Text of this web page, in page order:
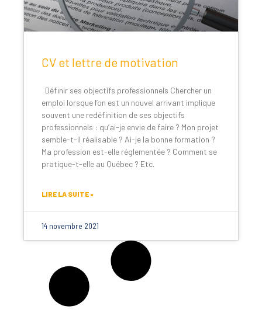
CV et lettre de motivation
Définir ses objectifs professionnels Chercher un
emploi lorsque l’on est un nouvel arrivant implique
souvent une redéfinition de ses objectifs
professionnels : qu’ai-je envie de faire ? Mon projet
semble-t-il réalisable ? Ai-je la bonne formation ?
Ma profession est-elle réglementée ? Comment se
pratique-t-elle au Québec ? Etc.
LIRE LA SUITE »
14 novembre 2021